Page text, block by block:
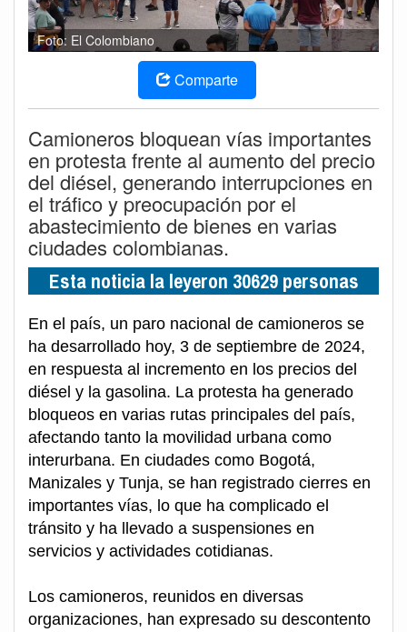
Foto: El Colombiano
Comparte
Camioneros bloquean vías importantes
en protesta frente al aumento del precio
del diésel, generando interrupciones en
el tráfico y preocupación por el
abastecimiento de bienes en varias
ciudades colombianas.
Esta noticia la leyeron 30629 personas
En el país, un paro nacional de camioneros se
ha desarrollado hoy, 3 de septiembre de 2024,
en respuesta al incremento en los precios del
diésel y la gasolina. La protesta ha generado
bloqueos en varias rutas principales del país,
afectando tanto la movilidad urbana como
interurbana. En ciudades como Bogotá,
Manizales y Tunja, se han registrado cierres en
importantes vías, lo que ha complicado el
tránsito y ha llevado a suspensiones en
servicios y actividades cotidianas.
Los camioneros, reunidos en diversas
organizaciones, han expresado su descontento